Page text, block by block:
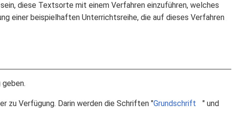
diese Textsorte mit einem Verfahren einzuführen, welches
einer beispielhaften Unterrichtsreihe, die auf dieses Verfahren
zu Verfügung. Darin werden die Schriften "Grundschrift
" und